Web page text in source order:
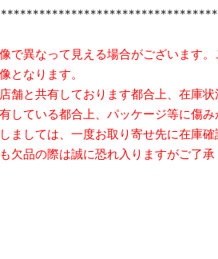
で異なって見える場合がございます
となります。
舗と共有しております都合上、在庫状
している都合上、パッケージ等に傷み
ましては、一度お取り寄せ先に在庫確
欠品の際は誠に恐れ入りますがご了承